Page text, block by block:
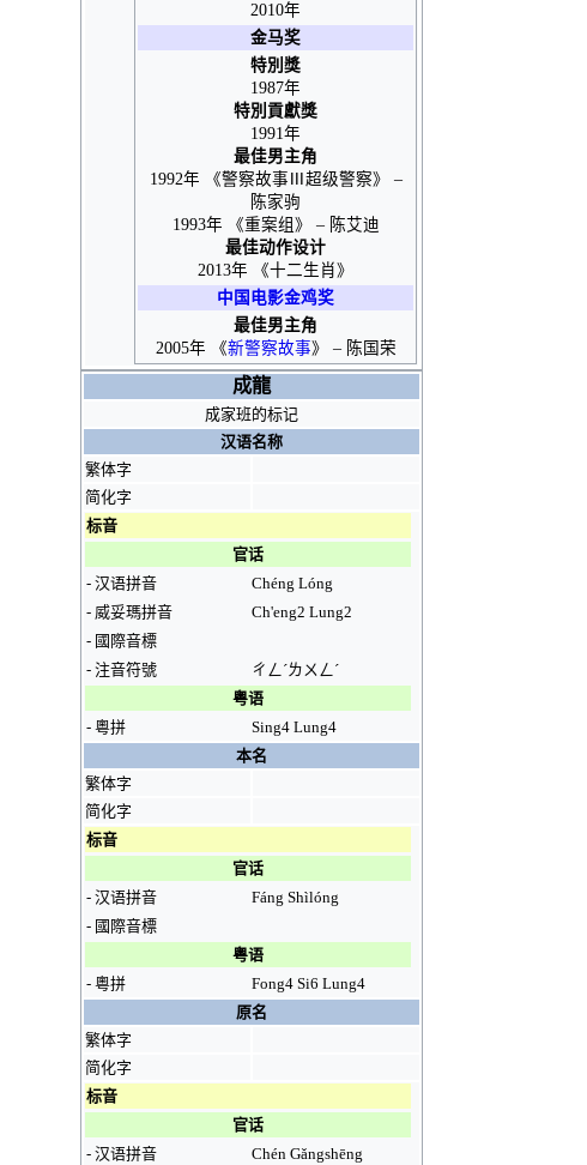
2010年
金马奖
特別獎
1987年
特別貢獻獎
1991年
最佳男主角
1992年 《警察故事Ⅲ超级警察》 –
陈家驹
1993年 《重案组 》 – 陈艾迪
最佳动作设计
2013年 《十二生肖 》
中国电影金鸡奖
最佳男主角
2005年 《新警察故事》 – 陈国荣
成龍
成家班的标记
汉语名称
繁体字
简化字
标音
官话
- 汉语拼音
Chéng Lóng
- 威妥瑪拼音
Ch'eng2 Lung2
- 國際音標
- 注音符號
ㄔㄥˊㄌㄨㄥˊ
粤语
- 粵拼
Sing4 Lung4
本名
繁体字
简化字
标音
官话
- 汉语拼音
Fáng Shìlóng
- 國際音標
粤语
- 粵拼
Fong4 Si6 Lung4
原名
繁体字
简化字
标音
官话
- 汉语拼音
Chén Gǎngshēng